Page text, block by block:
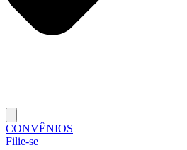
CONVÊNIOS
Filie-se